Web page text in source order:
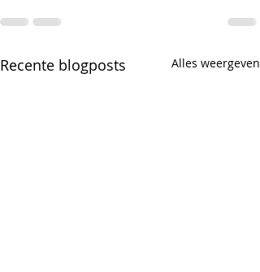
Recente blogposts Alles weergeven